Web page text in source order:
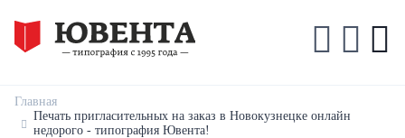
Главная
Печать пригласительных на заказ в Новокузнецке онлайн
недорого - типография Ювента!